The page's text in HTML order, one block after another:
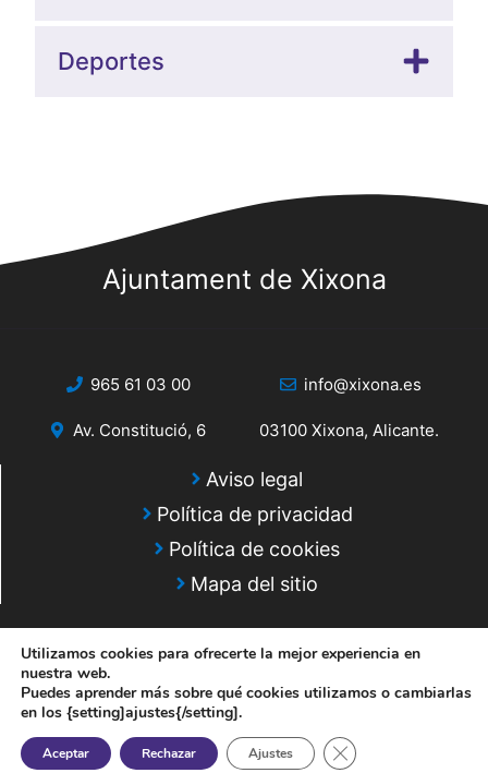
Deportes
Ajuntament de Xixona
965 61 03 00 info@xixona.es
Av. Constitució, 6 03100 Xixona, Alicante.
Aviso legal
Política de privacidad
Política de cookies
Mapa del sitio
© 2025 Web desarrollada por el Servicio de Informática de Diputación
de Alicante
Utilizamos cookies para ofrecerte la mejor experiencia en
nuestra web.
Puedes aprender más sobre qué cookies utilizamos o cambiarlas
en los {setting]ajustes{/setting].
Aceptar Rechazar Ajustes Cerrar el banner de